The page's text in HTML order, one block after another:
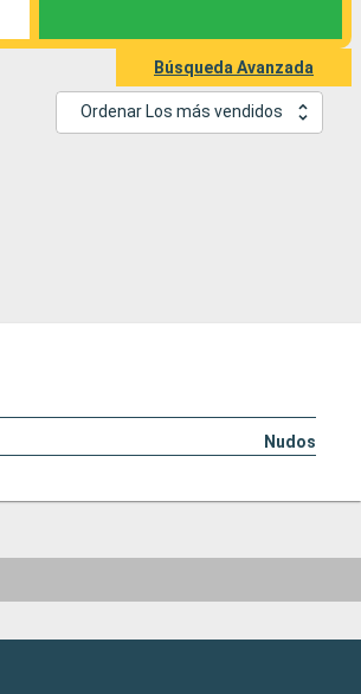
Búsqueda Avanzada
Ordenar Los más vendidos
Nudos